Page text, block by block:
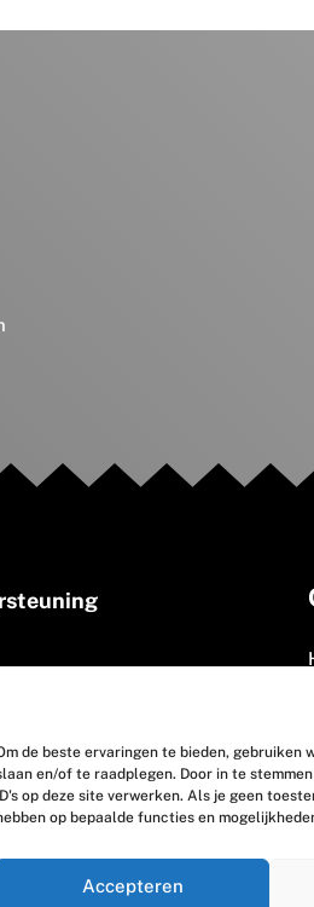
de beste ervaringen te bieden,
en/of te raadplegen. Door in te
op deze site verwerken. Als je geen
op bepaalde functies en
Accepteren